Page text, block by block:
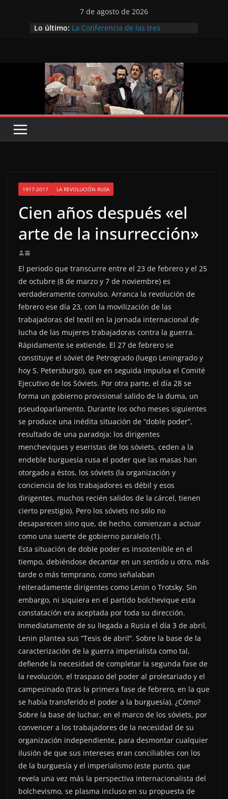
7 de agosto de 2026
Lo último: La Conferencia de las tres
Congreso
Hacia el Congreso de Lausana, de
1867
Sobre el joven Marx
Zinóviev sobre la II Internacional
1917-2017 LA REVOLUCIÓN RUSA
Cien años después «el
arte de la insurrección»
El periodo que transcurre entre el 23 de febrero y el 25
de octubre (8 de marzo y 7 de noviembre) es
verdaderamente convulso. Arranca la revolución de
febrero ese día 23, con la movilización de las
trabajadoras del textil en la jornada internacional de
lucha de las mujeres trabajadoras contra la guerra.
Rápidamente se extiende. El 27 de febrero se
constituye el sóviet de Petrogrado (luego Leningrado y
hoy S. Petersburgo), que en seguida impulsa el Comité
Ejecutivo de los Sóviets. Por otra parte, el día 28 se
forma un gobierno provisional salido de la duma, un
pseudoparlamento. Durante los ocho meses siguientes
se produce una inédita situación de “doble poder”,
resultado de una paradoja: los dirigentes
mencheviques y eseristas de los sóviets, ceden a la
endeble burguesía rusa el poder que las masas han
otorgado a éstos, los sóviets (la organización y
conciencia de los trabajadores es débil y esos
dirigentes, muchos recién salidos de la cárcel, tienen
cierto prestigio). Pero los sóviets no sólo no
desaparecen sino que, de hecho, comienzan a actuar
como una suerte de gobierno paralelo (1).
Esta situación de doble poder es insostenible en el
tiempo, debiéndose decantar en un sentido u otro, más
tarde o más temprano, como señalaban
reiteradamente dirigentes como Lenin o Trotsky. Sin
embargo, ni siquiera en el partido bolchevique esta
constatación era aceptada por toda su dirección.
Inmediatamente de su llegada a Rusia el día 3 de abril,
Lenin plantea sus “Tesis de abril”. Sobre la base de la
caracterización de la guerra imperialista como tal,
defiende la necesidad de completar la segunda fase de
la revolución, el traspaso del poder al proletariado y el
campesinado (tras la primera fase de febrero, en la que
se había transferido el poder a la burguesía). ¿Cómo?
Sobre la base de luchar, en el marco de los sóviets, por
convencer a los trabajadores de la necesidad de su
organización independiente, para desmontar cualquier
ilusión de que sus intereses eran conciliables con los
de la burguesía y el imperialismo (este punto, que
revela una vez más la perspectiva internacionalista del
bolchevismo, se plasma incluso en su propuesta de